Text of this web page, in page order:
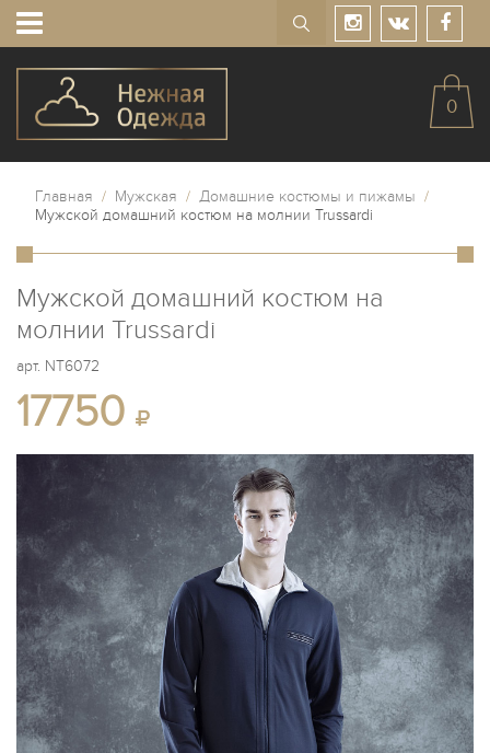
0
Главная / Мужская / Домашние костюмы и пижамы /
Мужской домашний костюм на молнии Trussardi
Мужской домашний костюм на
молнии Trussardi
арт. NT6072
17750